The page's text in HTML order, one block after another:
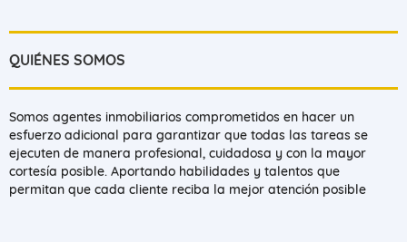
QUIÉNES SOMOS
Somos agentes inmobiliarios comprometidos en hacer un
esfuerzo adicional para garantizar que todas las tareas se
ejecuten de manera profesional, cuidadosa y con la mayor
cortesía posible. Aportando habilidades y talentos que
permitan que cada cliente reciba la mejor atención posible